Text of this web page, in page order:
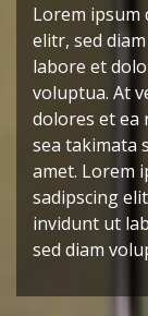
Lorem ipsum
elitr, sed
labore et
voluptua. At
dolores et ea
sea takimata
amet. Lorem
sadipscing
invidunt ut
sed diam